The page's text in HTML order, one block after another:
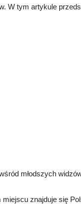
W tym artykule
młodszych
miejscu znajduje się